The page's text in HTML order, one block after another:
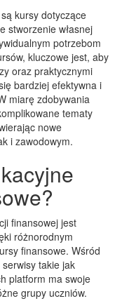
kursy dotyczące
stworzenie własnej
potrzebom
kluczowe jest, aby
oraz praktycznymi
bardziej efektywna i
miarę zdobywania
tematy
nowe
i zawodowym.
finansowej jest
różnorodnym
finansowe. Wśród
takie jak
platform ma swoje
grupy uczniów.